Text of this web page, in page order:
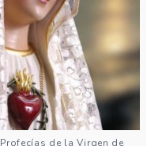
Profecías de la Virgen de